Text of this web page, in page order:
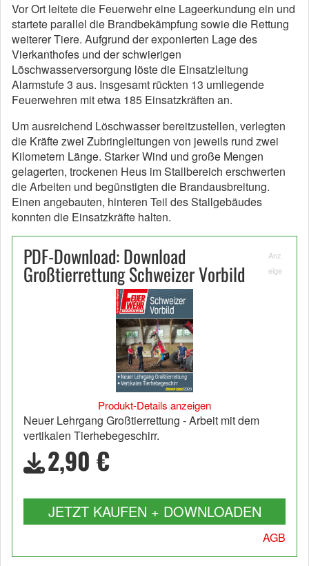
Vor Ort leitete die Feuerwehr eine Lageerkundung ein und
startete parallel die Brandbekämpfung sowie die Rettung
weiterer Tiere. Aufgrund der exponierten Lage des
Vierkanthofes und der schwierigen
Löschwasserversorgung löste die Einsatzleitung
Alarmstufe 3 aus. Insgesamt rückten 13 umliegende
Feuerwehren mit etwa 185 Einsatzkräften an.
Um ausreichend Löschwasser bereitzustellen, verlegten
die Kräfte zwei Zubringleitungen von jeweils rund zwei
Kilometern Länge. Starker Wind und große Mengen
gelagerten, trockenen Heus im Stallbereich erschwerten
die Arbeiten und begünstigten die Brandausbreitung.
Einen angebauten, hinteren Teil des Stallgebäudes
konnten die Einsatzkräfte halten.
PDF-Download: Download
Großtierrettung Schweizer Vorbild
Anz
eige
Produkt-Details anzeigen
Neuer Lehrgang Großtierrettung - Arbeit mit dem
vertikalen Tierhebegeschirr.
2,90 €
JETZT KAUFEN + DOWNLOADEN
AGB